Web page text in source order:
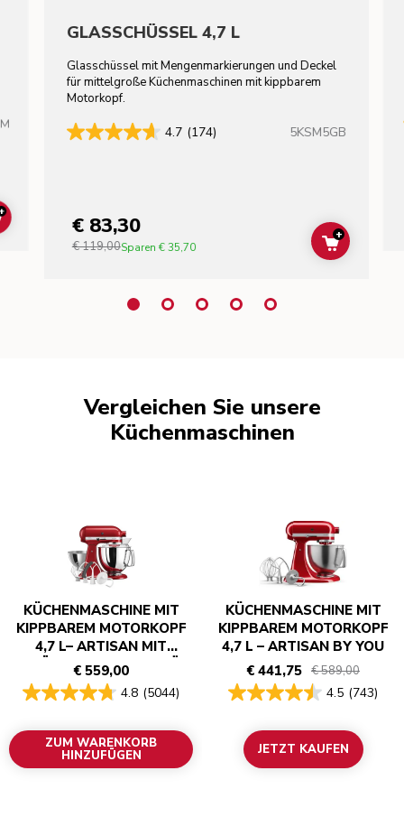
ADD TO CART
GLASSCHÜSSEL 4,7 L
Glasschüssel mit Mengenmarkierungen und Deckel
für mittelgroße Küchenmaschinen mit kippbarem
Motorkopf.
4.7 (174) 5KSM5GB
€ 83,30
€ 119,00Sparen € 35,70 ADD TO
+
Vergleichen Sie unsere
Küchenmaschinen
KÜCHENMASCHINE MIT
KIPPBAREM MOTORKOPF
4,7 L– ARTISAN MIT
ZUSÄTZLICHEM ZUBEHÖR
€ 559,00
4.8 (5044)
ZUM WARENKORB
HINZUFÜGEN
KÜCHENMASCHINE MIT
KIPPBAREM MOTORKOPF
4,7 L – ARTISAN BY YOU
€ 441,75 € 589,00
4.5 (743)
JETZT KAUFEN